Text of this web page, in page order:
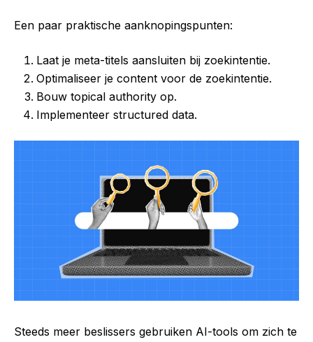
Een paar praktische aanknopingspunten:
Laat je meta-titels aansluiten bij zoekintentie.
Optimaliseer je content voor de zoekintentie.
Bouw topical authority op.
Implementeer structured data.
Steeds meer beslissers gebruiken AI-tools om zich te